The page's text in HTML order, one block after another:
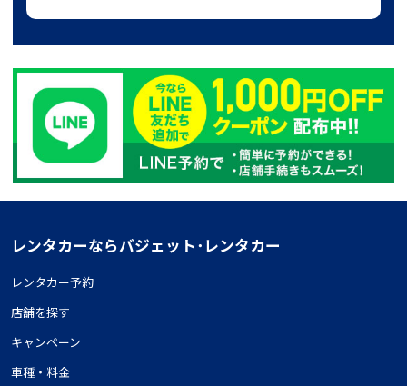
レンタカーならバジェット･レンタカー
レンタカー予約
店舗を探す
キャンペーン
車種・料金